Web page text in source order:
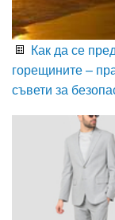
Как да се
горещините –
съвети за